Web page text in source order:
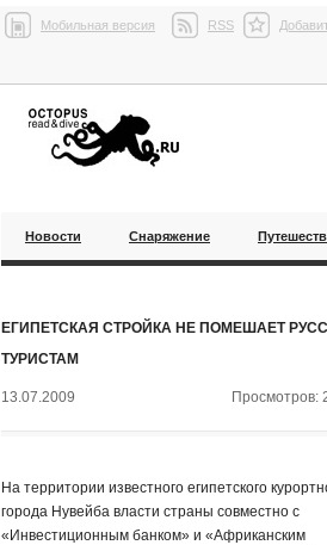
Мобильная версия RSS
Новости Снаряжение
ЕГИПЕТСКАЯ СТРОЙКА НЕ ПОМЕШАЕТ
ТУРИСТАМ
13.07.2009 Просмотров:
На территории известного египетского
города Нувейба власти страны совместно с
«Инвестиционным банком» и «Африканским